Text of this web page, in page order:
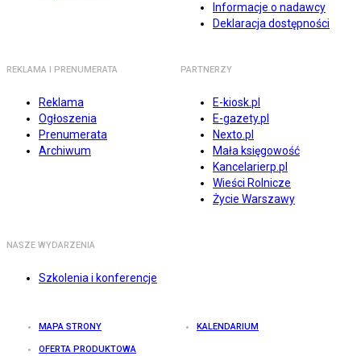
Informacje o nadawcy
Deklaracja dostępności
REKLAMA I PRENUMERATA
Reklama
Ogłoszenia
Prenumerata
Archiwum
PARTNERZY
E-kiosk.pl
E-gazety.pl
Nexto.pl
Mała księgowość
Kancelarierp.pl
Wieści Rolnicze
Życie Warszawy
NASZE WYDARZENIA
Szkolenia i konferencje
MAPA STRONY KALENDARIUM
OFERTA PRODUKTOWA